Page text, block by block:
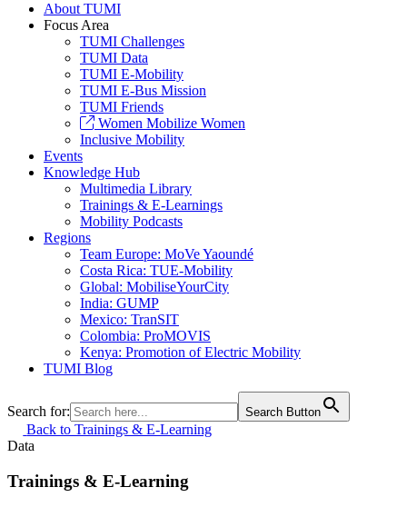
About TUMI
Focus Area
TUMI Challenges
TUMI Data
TUMI E-Mobility
TUMI E-Bus Mission
TUMI Friends
Women Mobilize Women
Inclusive Mobility
Events
Knowledge Hub
Multimedia Library
Trainings & E-Learnings
Mobility Podcasts
Regions
Team Europe: MoVe Yaoundé
Costa Rica: TUE-Mobility
Global: MobiliseYourCity
India: GUMP
Mexico: TranSIT
Colombia: ProMOVIS
Kenya: Promotion of Electric Mobility
TUMI Blog
Search for: Search Button
Back to Trainings & E-Learning
Data
Trainings & E-Learning